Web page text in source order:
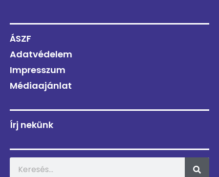
ÁSZF
Adatvédelem
Impresszum
Médiaajánlat
Írj nekünk